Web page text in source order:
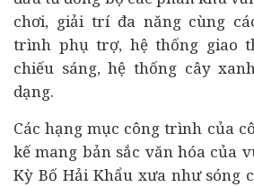
chơi, giải trí đa năng cùng
trình phụ trợ, hệ thống giao
chiếu sáng, hệ thống cây
dạng.
Các hạng mục công trình của
kế mang bản sắc văn hóa của
Kỳ Bố Hải Khẩu xưa như sóng